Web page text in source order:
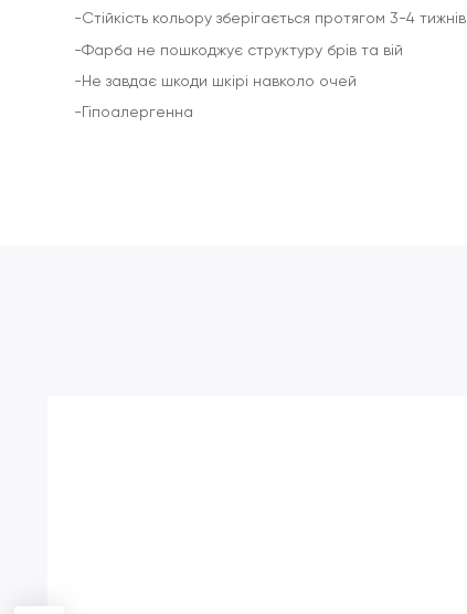
-Стійкість кольору зберігається протягом 3-4 тижнів
-Фарба не пошкоджує структуру брів та вій
-Не завдає шкоди шкірі навколо очей
-Гіпоалергенна